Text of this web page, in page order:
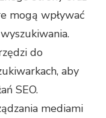
mogą wpływać
do
aby
SEO.
mediami